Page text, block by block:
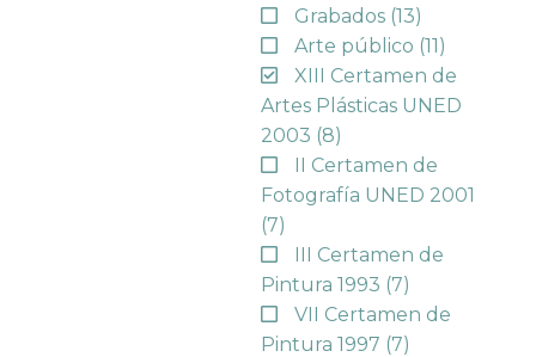
Grabados (13)
Arte público (11)
XIII Certamen de
Artes Plásticas UNED
2003 (8)
II Certamen de
Fotografía UNED 2001
(7)
III Certamen de
Pintura 1993 (7)
VII Certamen de
Pintura 1997 (7)